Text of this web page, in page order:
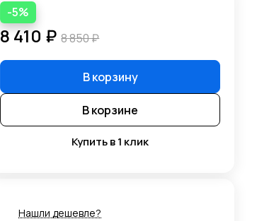
-5%
8 410 ₽ 8 850 ₽
В корзину
В корзине
Купить в 1 клик
Нашли дешевле?